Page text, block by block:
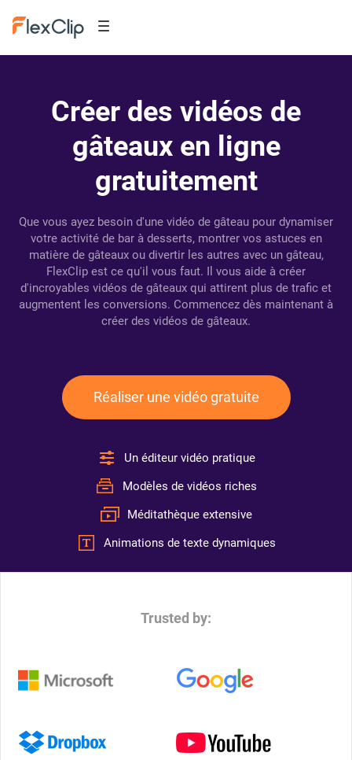
Créer des vidéos de
gâteaux en ligne
gratuitement
Que vous ayez besoin d'une vidéo de gâteau pour dynamiser
votre activité de bar à desserts, montrer vos astuces en
matière de gâteaux ou divertir les autres avec un gâteau,
FlexClip est ce qu'il vous faut. Il vous aide à créer
d'incroyables vidéos de gâteaux qui attirent plus de trafic et
augmentent les conversions. Commencez dès maintenant à
créer des vidéos de gâteaux.
Réaliser une vidéo gratuite
Un éditeur vidéo pratique
Modèles de vidéos riches
Méditathèque extensive
Animations de texte dynamiques
Trusted by: